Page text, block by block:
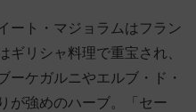
ート・マジョラムはフラン
ギリシャ料理で重宝され、
ーケガルニやエルブ・ド・
が強めのハーブ。「セー